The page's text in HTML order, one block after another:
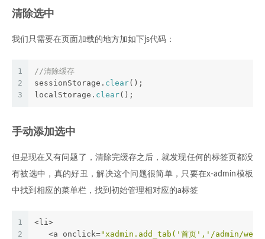
清除选中
我们只需要在页面加载的地方加如下js代码：
1
2
3
//清除缓存
sessionStorage. clear();
localStorage. clear();
手动添加选中
但是现在又有问题了，清除完缓存之后，就发现任何的标签页都没
有被选中，真的好丑，解决这个问题很简单，只要在x-admin模板
中找到相应的菜单栏，找到初始管理相对应的a标签
1
2
<li>
   <a onclick=
"xadmin.add_tab('首页','/admin/